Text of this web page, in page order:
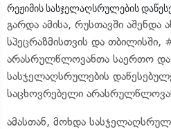
რეჟიმის სასჯელაღსრულების
გარდა ამისა, რუსთავში აშენდა
სპეცრაზმისთვის და
არასრულწლოვანთა საერთო და
სასჯელაღსრულების
საცხოვრებელი
ამასთან, მოხდა